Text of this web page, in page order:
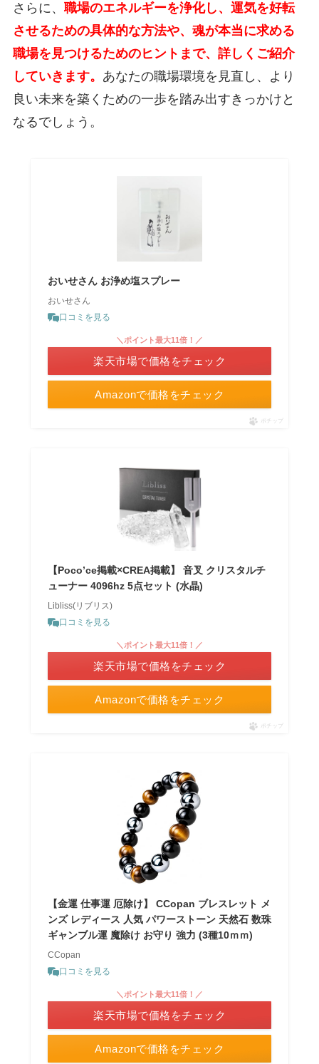
さらに、 職場のエネルギーを浄化し、運気を好転
させるための具体的な方法や、魂が本当に求める
職場を見つけるためのヒントまで、詳しくご紹介
していきます。 あなたの職場環境を見直し、より
良い未来を築くための一歩を踏み出すきっかけと
なるでしょう。
おいせさん お浄め塩スプレー
おいせさん
口コミを見る
Amazonで価格をチェック
＼ポイント最大11倍！／
楽天市場で価格をチェック
ポチップ
【Poco’ce掲載×CREA掲載】 音叉 クリスタルチ
ューナー 4096hz 5点セット (水晶)
Libliss(リブリス)
口コミを見る
Amazonで価格をチェック
＼ポイント最大11倍！／
楽天市場で価格をチェック
ポチップ
【金運 仕事運 厄除け】 CCopan ブレスレット メ
ンズ レディース 人気 パワーストーン 天然石 数珠
ギャンブル運 魔除け お守り 強力 (3種10ｍｍ)
CCopan
口コミを見る
Amazonで価格をチェック
＼ポイント最大11倍！／
楽天市場で価格をチェック